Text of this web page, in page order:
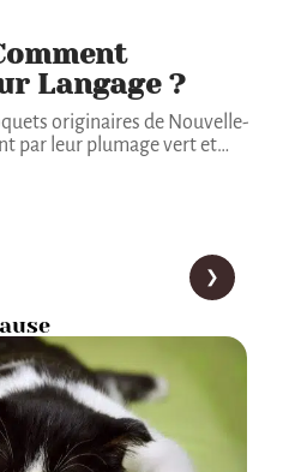
Langage ?
originaires de Nouvelle-
par leur plumage vert et…